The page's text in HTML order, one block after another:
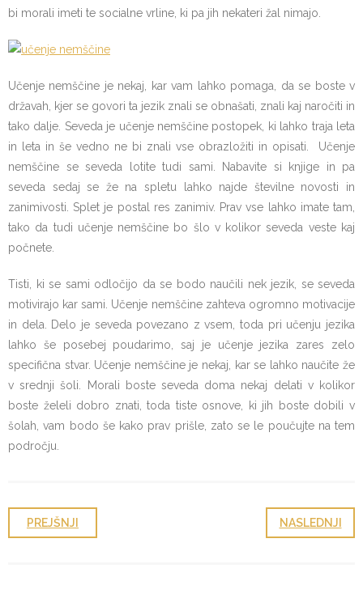
bi morali imeti te socialne vrline, ki pa jih nekateri žal nimajo.
Učenje nemščine je nekaj, kar vam lahko pomaga, da se boste v
državah, kjer se govori ta jezik znali se obnašati, znali kaj naročiti in
tako dalje. Seveda je učenje nemščine postopek, ki lahko traja leta
in leta in še vedno ne bi znali vse obrazložiti in opisati. Učenje
nemščine se seveda lotite tudi sami. Nabavite si knjige in pa
seveda sedaj se že na spletu lahko najde številne novosti in
zanimivosti. Splet je postal res zanimiv. Prav vse lahko imate tam,
tako da tudi učenje nemščine bo šlo v kolikor seveda veste kaj
počnete.
Tisti, ki se sami odločijo da se bodo naučili nek jezik, se seveda
motivirajo kar sami. Učenje nemščine zahteva ogromno motivacije
in dela. Delo je seveda povezano z vsem, toda pri učenju jezika
lahko še posebej poudarimo, saj je učenje jezika zares zelo
specifična stvar. Učenje nemščine je nekaj, kar se lahko naučite že
v srednji šoli. Morali boste seveda doma nekaj delati v kolikor
boste želeli dobro znati, toda tiste osnove, ki jih boste dobili v
šolah, vam bodo še kako prav prišle, zato se le poučujte na tem
področju.
PREJŠNJI NASLEDNJI